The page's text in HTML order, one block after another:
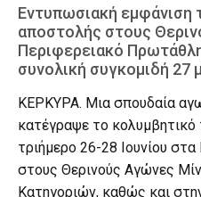
Εντυπωσιακή εμφάνιση
αποστολής στους
Περιφερειακό
συνολική συγκομιδή 27
ΚΕΡΚΥΡΑ. Μια σπουδαία
κατέγραψε το
τριήμερο 26-28 Ιουνίου
στους Θερινούς Αγώνες
Κατηγοριών, καθώς και